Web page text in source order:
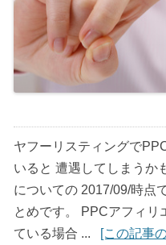
ヤフーリスティングで
いると 遭遇してしまうか
についての 2017/09/時点
とめです。 PPCアフィリ
ている場合 ...
[この記事